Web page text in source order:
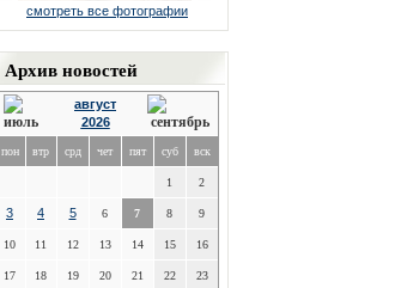
смотреть все фотографии
Архив новостей
август
2026
пон втр срд чет пят суб вск
1 2
3 4 5 6 7 8 9
10 11 12 13 14 15 16
17 18 19 20 21 22 23